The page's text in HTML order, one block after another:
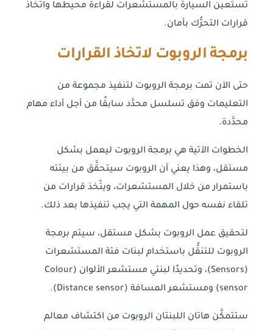
تستعين السيارة بالمستشعرات لقراءة محيطها واتّخاذ
قرارات التحرُّك بأمان.
برمجة الروبوت لاتخاذ القرارات
حتى الآن تمت برمجة الروبوت لتنفيذ مجموعة من
التعليمات وفق تسلسل محدَّد سابقًا من أجل أداء مهام
محدَّدة.
الخطوات الآتية هي برمجة الروبوت ليعمل بشكل
مستقل، وهذا يعني أن الروبوت سيتحقَّق من بيئته
باستمرار من خلال المستشعرات، ويتّخذ قرارات من
تلقاء نفسه حول المهمة التي يجب تنفيذها بعد ذلك.
لتحقيق عمل الروبوت بشكل مستقل، سيتم برمجة
الروبوت للتنقُّل باستخدام لبنات فئة المستشعرات
(Sensors)، وتحديدًا لبنتي مستشعر الألوان (Colour
sensor) ومستشعر المسافة (Distance sensor).
ستتمكَّن هاتان اللبنتان الروبوت من اكتشاف معالم